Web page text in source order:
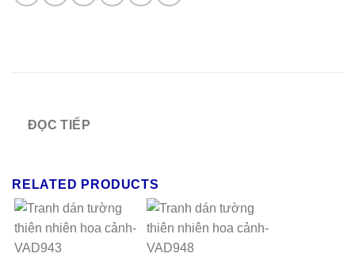
ĐỌC TIẾP
RELATED PRODUCTS